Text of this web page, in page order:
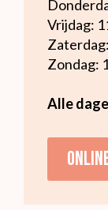
Vrijdag:
Zondag:
Alle